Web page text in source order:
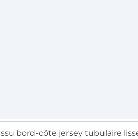
bord-côte jersey tubulaire